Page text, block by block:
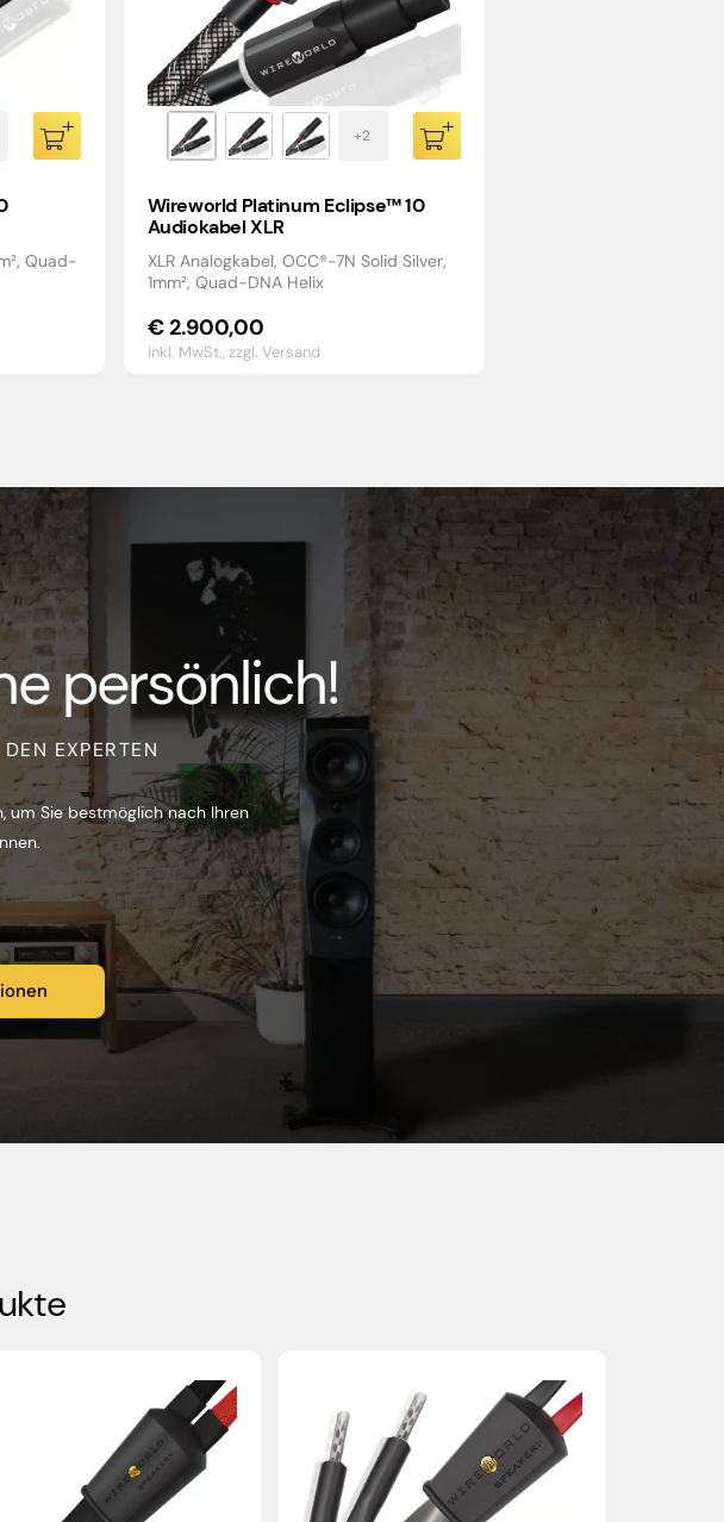
Quad-
Wireworld Platinum Eclipse™ 10
Audiokabel XLR
XLR Analogkabel, OCC®-7N Solid Silver,
1mm², Quad-DNA Helix
€2.900,00
inkl. MwSt.,zzgl. Versand
persönlich!
EXPERTEN
um Sie bestmöglich nach Ihren